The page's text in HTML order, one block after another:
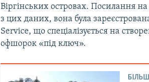
Віргінських островах. Посилання
з цих даних, вона була
Service, що спеціалізується на
офшорок «під ключ».